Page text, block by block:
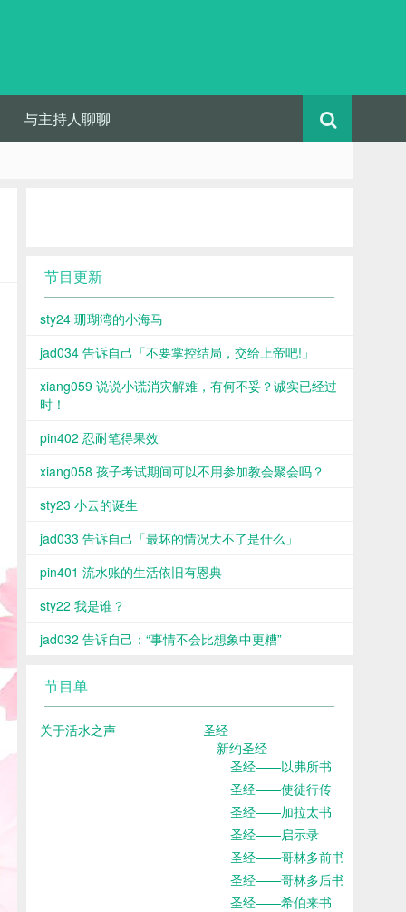
与主持人聊聊
节目更新
sty24 珊瑚湾的小海马
jad034 告诉自己「不要掌控结局，交给上帝吧!」
xiang059 说说小谎消灾解难，有何不妥？诚实已经过
时！
pin402 忍耐笔得果效
xiang058 孩子考试期间可以不用参加教会聚会吗？
sty23 小云的诞生
jad033 告诉自己「最坏的情况大不了是什么」
pin401 流水账的生活依旧有恩典
sty22 我是谁？
jad032 告诉自己：“事情不会比想象中更糟”
节目单
关于活水之声
圣经
新约圣经
圣经——以弗所书
圣经——使徒行传
圣经——加拉太书
圣经——启示录
圣经——哥林多前书
圣经——哥林多后书
圣经——希伯来书